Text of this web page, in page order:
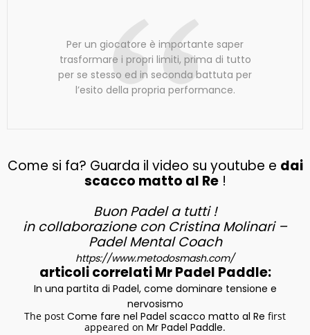
Per un giocatore è importante saper
trasformare i propri limiti, prima di tutto
per se stesso ed in seconda battuta per
l’esito della propria performance.
Come si fa? Guarda il video su youtube e dai
scacco matto al Re!
Buon Padel a tutti !
in collaborazione con Cristina Molinari –
Padel Mental Coach
https://www.metodosmash.com/
articoli correlati Mr Padel Paddle:
In una partita di Padel, come dominare tensione e
nervosismo
The post Come fare nel Padel scacco matto al Re first
appeared on Mr Padel Paddle.